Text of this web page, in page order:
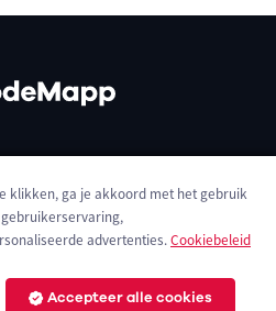
Cookies
klikken, ga je akkoord met het gebruik
advertenties.Cookiebeleid
Accepteer alle cookies